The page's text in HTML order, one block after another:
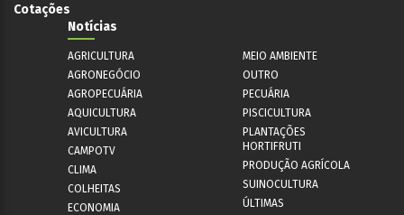
Cotações
Notícias
AGRICULTURA
AGRONEGÓCIO
AGROPECUÁRIA
AQUICULTURA
AVICULTURA
CAMPOTV
CLIMA
COLHEITAS
ECONOMIA
MEIO AMBIENTE
OUTRO
PECUÁRIA
PISCICULTURA
PLANTAÇÕES
HORTIFRUTI
PRODUÇÃO AGRÍCOLA
SUINOCULTURA
ÚLTIMAS